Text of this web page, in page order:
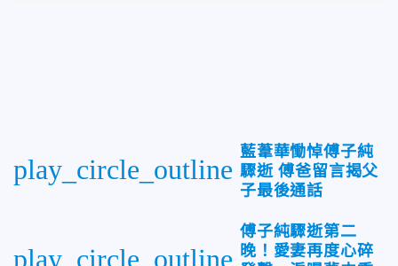
play_circle_outline
藍葦華慟悼傅子純
驟逝 傅爸留言揭父
子最後通話
play_circle_outline
傅子純驟逝第二
晚！愛妻再度心碎